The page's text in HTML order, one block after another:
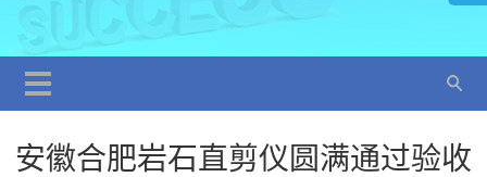
安徽合肥岩石直剪仪圆满通过验收